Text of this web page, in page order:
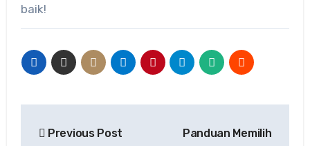
baik!
Previous Post
Panduan Memilih